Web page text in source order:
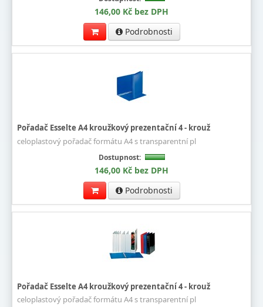
146,00 Kč bez DPH
Podrobnosti
Pořadač Esselte A4 kroužkový prezentační 4 - krouž
celoplastový pořadač formátu A4 s transparentní pl
Dostupnost:
146,00 Kč bez DPH
Podrobnosti
Pořadač Esselte A4 kroužkový prezentační 4 - krouž
celoplastový pořadač formátu A4 s transparentní pl